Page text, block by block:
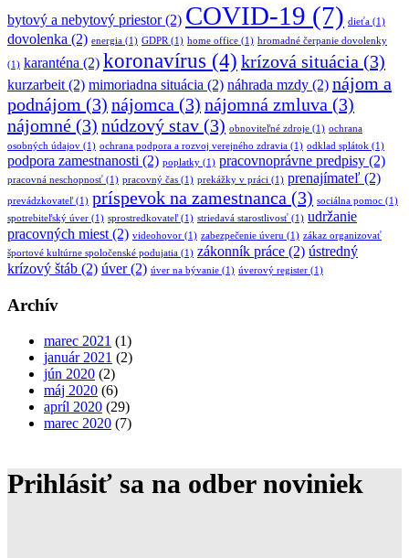
bytový a nebytový priestor(2) COVID-19 (7) dieťa (1)
dovolenka (2) energia (1) GDPR(1) home office (1) hromadné čerpanie dovolenky
(1) karanténa (2) koronavírus (4) krízová situácia (3)
kurzarbeit(2) mimoriadna situácia (2) náhrada mzdy (2) nájom a
podnájom (3) nájomca (3) nájomná zmluva (3)
nájomné (3) núdzový stav (3) obnoviteľné zdroje (1) ochrana
osobných údajov (1) ochrana podpora a rozvoj verejného zdravia (1) odklad splátok (1)
podpora zamestnanosti (2) poplatky (1) pracovnoprávne predpisy (2)
pracovná neschopnosť (1) pracovný čas (1) prekážky v práci (1) prenajímateľ (2)
prevádzkovateľ(1) príspevok na zamestnanca (3) sociálna pomoc (1)
spotrebiteľský úver (1) sprostredkovateľ(1) striedavá starostlivosť (1) udržanie
pracovných miest(2) videohovor (1) zabezpečenie úveru (1) zákaz organizovať
športové kultúrne spoločenské podujatia (1) zákonník práce (2) ústredný
krízový štáb (2) úver(2) úver na bývanie (1) úverový register (1)
Archív
marec 2021 (1)
január 2021 (2)
jún 2020 (2)
máj 2020 (6)
apríl 2020 (29)
marec 2020 (7)
Prihlásiť sa na odber noviniek